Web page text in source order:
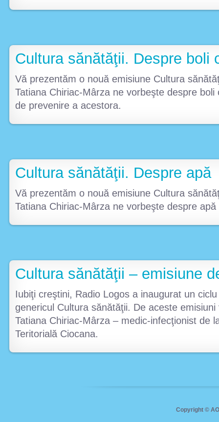
Cultura sănătăţii. Despre boli
Vă prezentăm o nouă emisiune Cultura
Tatiana Chiriac-Mârza ne vorbeşte despre boli
de prevenire a acestora.
Cultura sănătăţii. Despre apă
Vă prezentăm o nouă emisiune Cultura
Tatiana Chiriac-Mârza ne vorbeşte despre
Cultura sănătăţii – emisiune
Iubiţi creştini, Radio Logos a inaugurat un
genericul Cultura sănătăţii. De aceste
Tatiana Chiriac-Mârza – medic-infecţionist de
Teritorială Ciocana.
Copyright ©